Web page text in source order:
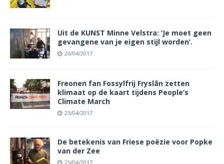
Uit de KUNST Minne Velstra: ‘Je moet geen
gevangene van je eigen stijl worden’.
26/04/2017
Freonen fan Fossylfrij Fryslân zetten
klimaat op de kaart tijdens People’s
Climate March
25/04/2017
De betekenis van Friese poëzie voor Popke
van der Zee
25/04/2017